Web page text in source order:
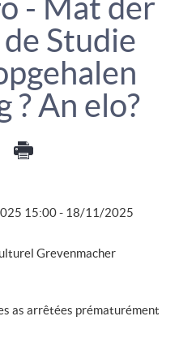
- Mat der
Studie
? An elo?
nouvelle fenêtre
- nouvelle fenêtre
sur LinkedIn
Imprimer
15:00 - 18/11/2025
Grevenmacher
as arrêtées prématurément